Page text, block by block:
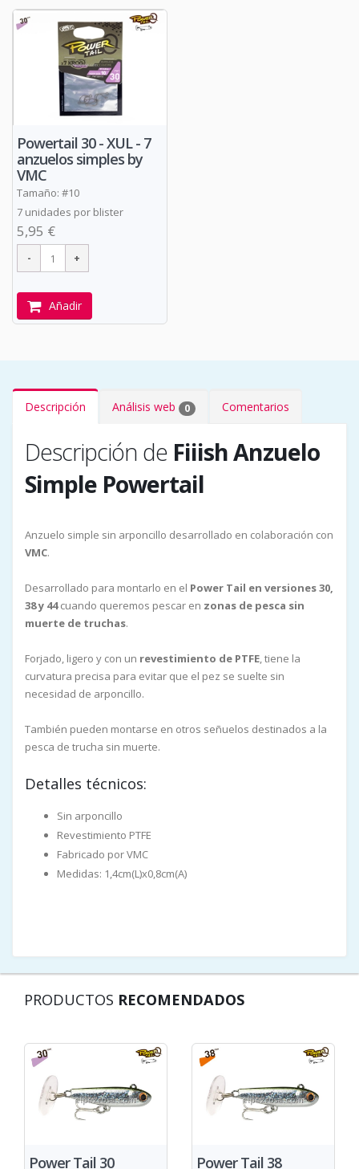
Powertail 30 - XUL - 7
anzuelos simples by
VMC
Tamaño: #10
7 unidades por blister
5,95 €
Añadir
Descripción Análisis web 0 Comentarios
Descripción de Fiiish Anzuelo
Simple Powertail
Anzuelo simple sin arponcillo desarrollado en colaboración con
VMC.
Desarrollado para montarlo en el Power Tail en versiones 30,
38 y 44cuando queremos pescar en zonas de pesca sin
muerte de truchas.
Forjado, ligero y con un revestimiento de PTFE, tiene la
curvatura precisa para evitar que el pez se suelte sin
necesidad de arponcillo.
También pueden montarse en otros señuelos destinados a la
pesca de trucha sin muerte.
Detalles técnicos:
Sin arponcillo
Revestimiento PTFE
Fabricado por VMC
Medidas: 1,4cm(L)x0,8cm(A)
PRODUCTOS RECOMENDADOS
Power Tail 30 Power Tail 38